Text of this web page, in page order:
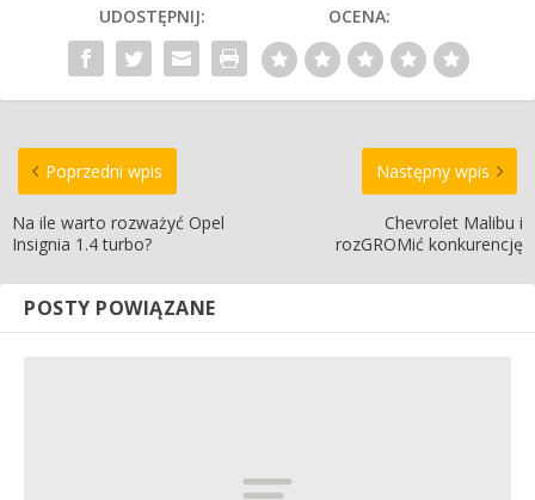
UDOSTĘPNIJ: OCENA:
Poprzedni wpis
Na ile warto rozważyć Opel
Insignia 1.4 turbo?
Następny wpis
Chevrolet Malibu i
rozGROMić konkurencję
POSTY POWIĄZANE